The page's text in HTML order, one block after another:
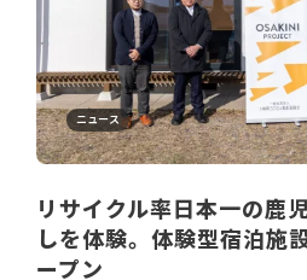
ニュース
リサイクル率日本一の鹿
しを体験。体験型宿泊施
ープン